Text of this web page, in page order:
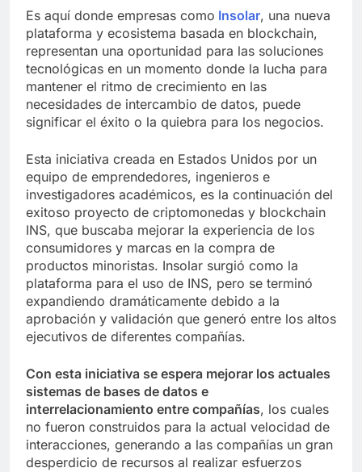
Es aquí donde empresas como Insolar, una nueva
plataforma y ecosistema basada en blockchain,
representan una oportunidad para las soluciones
tecnológicas en un momento donde la lucha para
mantener el ritmo de crecimiento en las
necesidades de intercambio de datos, puede
significar el éxito o la quiebra para los negocios.
Esta iniciativa creada en Estados Unidos por un
equipo de emprendedores, ingenieros e
investigadores académicos, es la continuación del
exitoso proyecto de criptomonedas y blockchain
INS, que buscaba mejorar la experiencia de los
consumidores y marcas en la compra de
productos minoristas. Insolar surgió como la
plataforma para el uso de INS, pero se terminó
expandiendo dramáticamente debido a la
aprobación y validación que generó entre los altos
ejecutivos de diferentes compañías.
Con esta iniciativa se espera mejorar los actuales
sistemas de bases de datos e
interrelacionamiento entre compañías, los cuales
no fueron construidos para la actual velocidad de
interacciones, generando a las compañías un gran
desperdicio de recursos al realizar esfuerzos